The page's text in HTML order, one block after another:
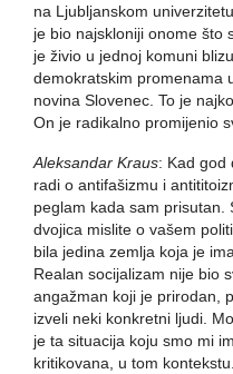
na Ljubljanskom
je bio najskloniji onome što
je živio u jednoj komuni
demokratskim promenama
novina Slovenec. To je
On je radikalno promijenio
Aleksandar Kraus: Kad god
radi o antifašizmu i
peglam kada sam prisutan.
dvojica mislite o vašem
bila jedina zemlja koja je
Realan socijalizam nije bio
angažman koji je prirodan,
izveli neki konkretni ljudi.
je ta situacija koju smo mi
kritikovana, u tom